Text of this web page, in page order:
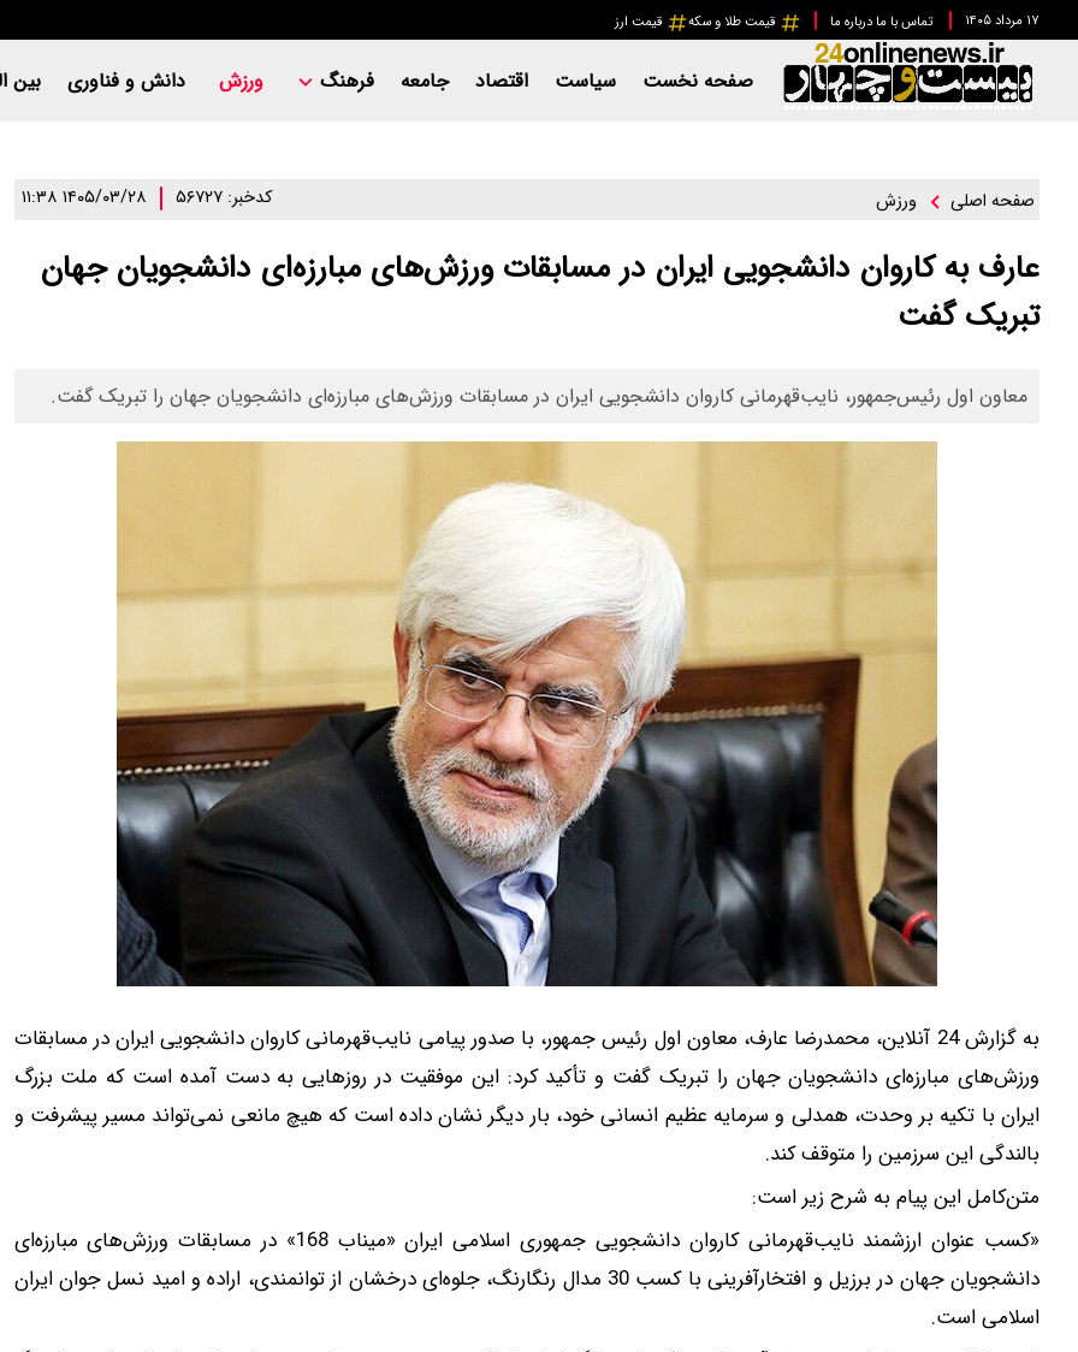
۱۷ مرداد ۱۴۰۵ تماس با ما درباره ما قیمت طلا و سکه قیمت ارز
صفحه نخست سیاست اقتصاد جامعه فرهنگ ورزش دانش و فناوری بین
صفحه اصلی ورزش کدخبر: ۵۶۷۲۷ ۱۴۰۵/۰۳/۲۸ ۱۱:۳۸
عارف به کاروان دانشجویی ایران در مسابقات ورزش‌های مبارزه‌ای دانشجویان جهان
تبریک گفت
معاون اول رئیس‌جمهور، نایب‌قهرمانی کاروان دانشجویی ایران در مسابقات ورزش‌های مبارزه‌ای دانشجویان جهان را تبریک گفت.
به گزارش 24 آنلاین، محمدرضا عارف، معاون اول رئیس جمهور، با صدور پیامی نایب‌قهرمانی کاروان دانشجویی ایران در مسابقات
ورزش‌های مبارزه‌ای دانشجویان جهان را تبریک گفت و تأکید کرد: این موفقیت در روزهایی به دست آمده است که ملت بزرگ
ایران با تکیه بر وحدت، همدلی و سرمایه عظیم انسانی خود، بار دیگر نشان داده است که هیچ مانعی نمی‌تواند مسیر پیشرفت و
بالندگی این سرزمین را متوقف کند.
متن‌کامل این پیام به شرح زیر است:
«کسب عنوان ارزشمند نایب‌قهرمانی کاروان دانشجویی جمهوری اسلامی ایران «میناب 168» در مسابقات ورزش‌های مبارزه‌ای
دانشجویان جهان در برزیل و افتخارآفرینی با کسب 30 مدال رنگارنگ، جلوه‌ای درخشان از توانمندی، اراده و امید نسل جوان ایران
اسلامی است.